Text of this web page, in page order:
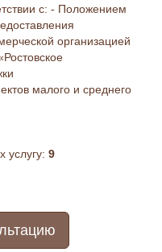
с: - Положением
организацией
малого и среднего
услугу: 9